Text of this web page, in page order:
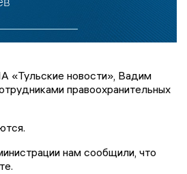
«Тульские новости», Вадим
правоохранительных
нам сообщили, что